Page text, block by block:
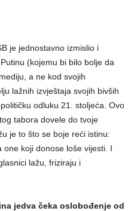
je jednostavno izmislio i
(kojemu bi bilo bolje da
a ne kod svojih
lažnih izvještaja svojih bivših
odluku 21. stoljeća. Ovo
tabora dovele do tvoje
je to što se boje reći istinu:
koji donose loše vijesti. I
lažu, friziraju i
jedva čeka oslobođenje od